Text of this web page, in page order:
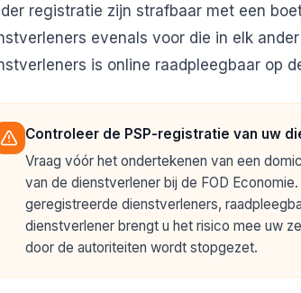
registratie zijn strafbaar met een
evenals voor die in elk
is online raadpleegbaar op
Controleer de PSP-registratie van uw
Vraag vóór het ondertekenen van een
van de dienstverlener bij de FOD
geregistreerde dienstverleners,
dienstverlener brengt u het risico mee uw
door de autoriteiten wordt stopgezet.